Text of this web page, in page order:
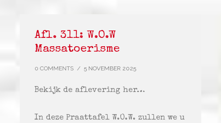
Afl. 311: W.O.W
Massatoerisme
0 COMMENTS / 5 NOVEMBER 2025
Bekijk de aflevering her…
In deze Praattafel W.O.W. zullen we u